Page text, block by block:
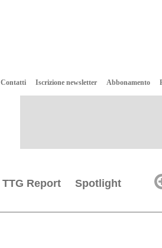
Contatti Iscrizione newsletter Abbonamento
TTG Report Spotlight